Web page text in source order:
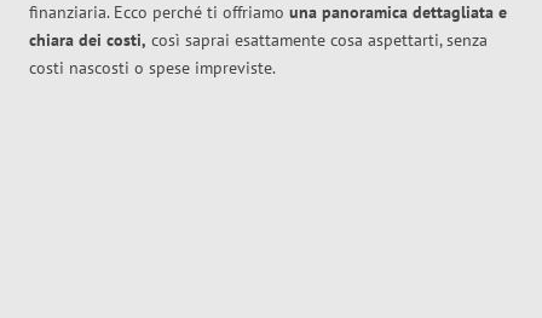
finanziaria. Ecco perché ti offriamo una panoramica dettagliata e
chiara dei costi, così saprai esattamente cosa aspettarti, senza
costi nascosti o spese impreviste.